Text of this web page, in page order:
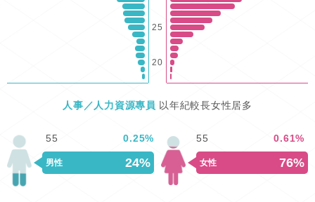
25
20
人事／人力資源專員 以年紀較長女性居多
男性 24%
55 0.25%
女性 76%
55 0.61%